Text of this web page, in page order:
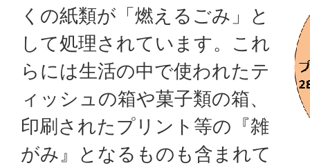
くの紙類が「燃えるごみ」と
して処理されています。これ
らには生活の中で使われたテ
ィッシュの箱や菓子類の箱、
印刷されたプリント等の『雑
がみ』となるものも含まれて